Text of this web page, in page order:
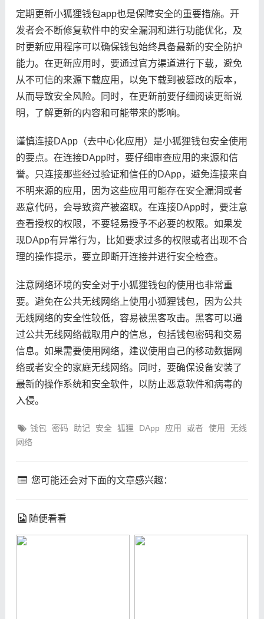
定期更新小狐狸钱包app也是保障安全的重要措施。开
发者会不断修复软件中的安全漏洞和进行功能优化，及
时更新应用程序可以确保钱包始终具备最新的安全防护
能力。在更新应用时，要通过官方渠道进行下载，避免
从不可信的来源下载应用，以免下载到被篡改的版本，
从而导致安全风险。同时，在更新前要仔细阅读更新说
明，了解更新的内容和可能带来的影响。
谨慎连接DApp（去中心化应用）是小狐狸钱包安全使用
的要点。在连接DApp时，要仔细审查应用的来源和信
誉。只连接那些经过验证和信任的DApp，避免连接来自
不明来源的应用，因为这些应用可能存在安全漏洞或者
恶意代码，会导致资产被盗取。在连接DApp时，要注意
查看授权的权限，不要轻易授予不必要的权限。如果发
现DApp有异常行为，比如要求过多的权限或者出现不合
理的操作提示，要立即断开连接并进行安全检查。
注意网络环境的安全对于小狐狸钱包的使用也非常重
要。避免在公共无线网络上使用小狐狸钱包，因为公共
无线网络的安全性较低，容易被黑客攻击。黑客可以通
过公共无线网络截取用户的信息，包括钱包密码和交易
信息。如果需要使用网络，建议使用自己的移动数据网
络或者安全的家庭无线网络。同时，要确保设备安装了
最新的操作系统和安全软件，以防止恶意软件和病毒的
入侵。
钱包 密码 助记 安全 狐狸 DApp 应用 或者 使用
无线
网络
您可能还会对下面的文章感兴趣：
随便看看